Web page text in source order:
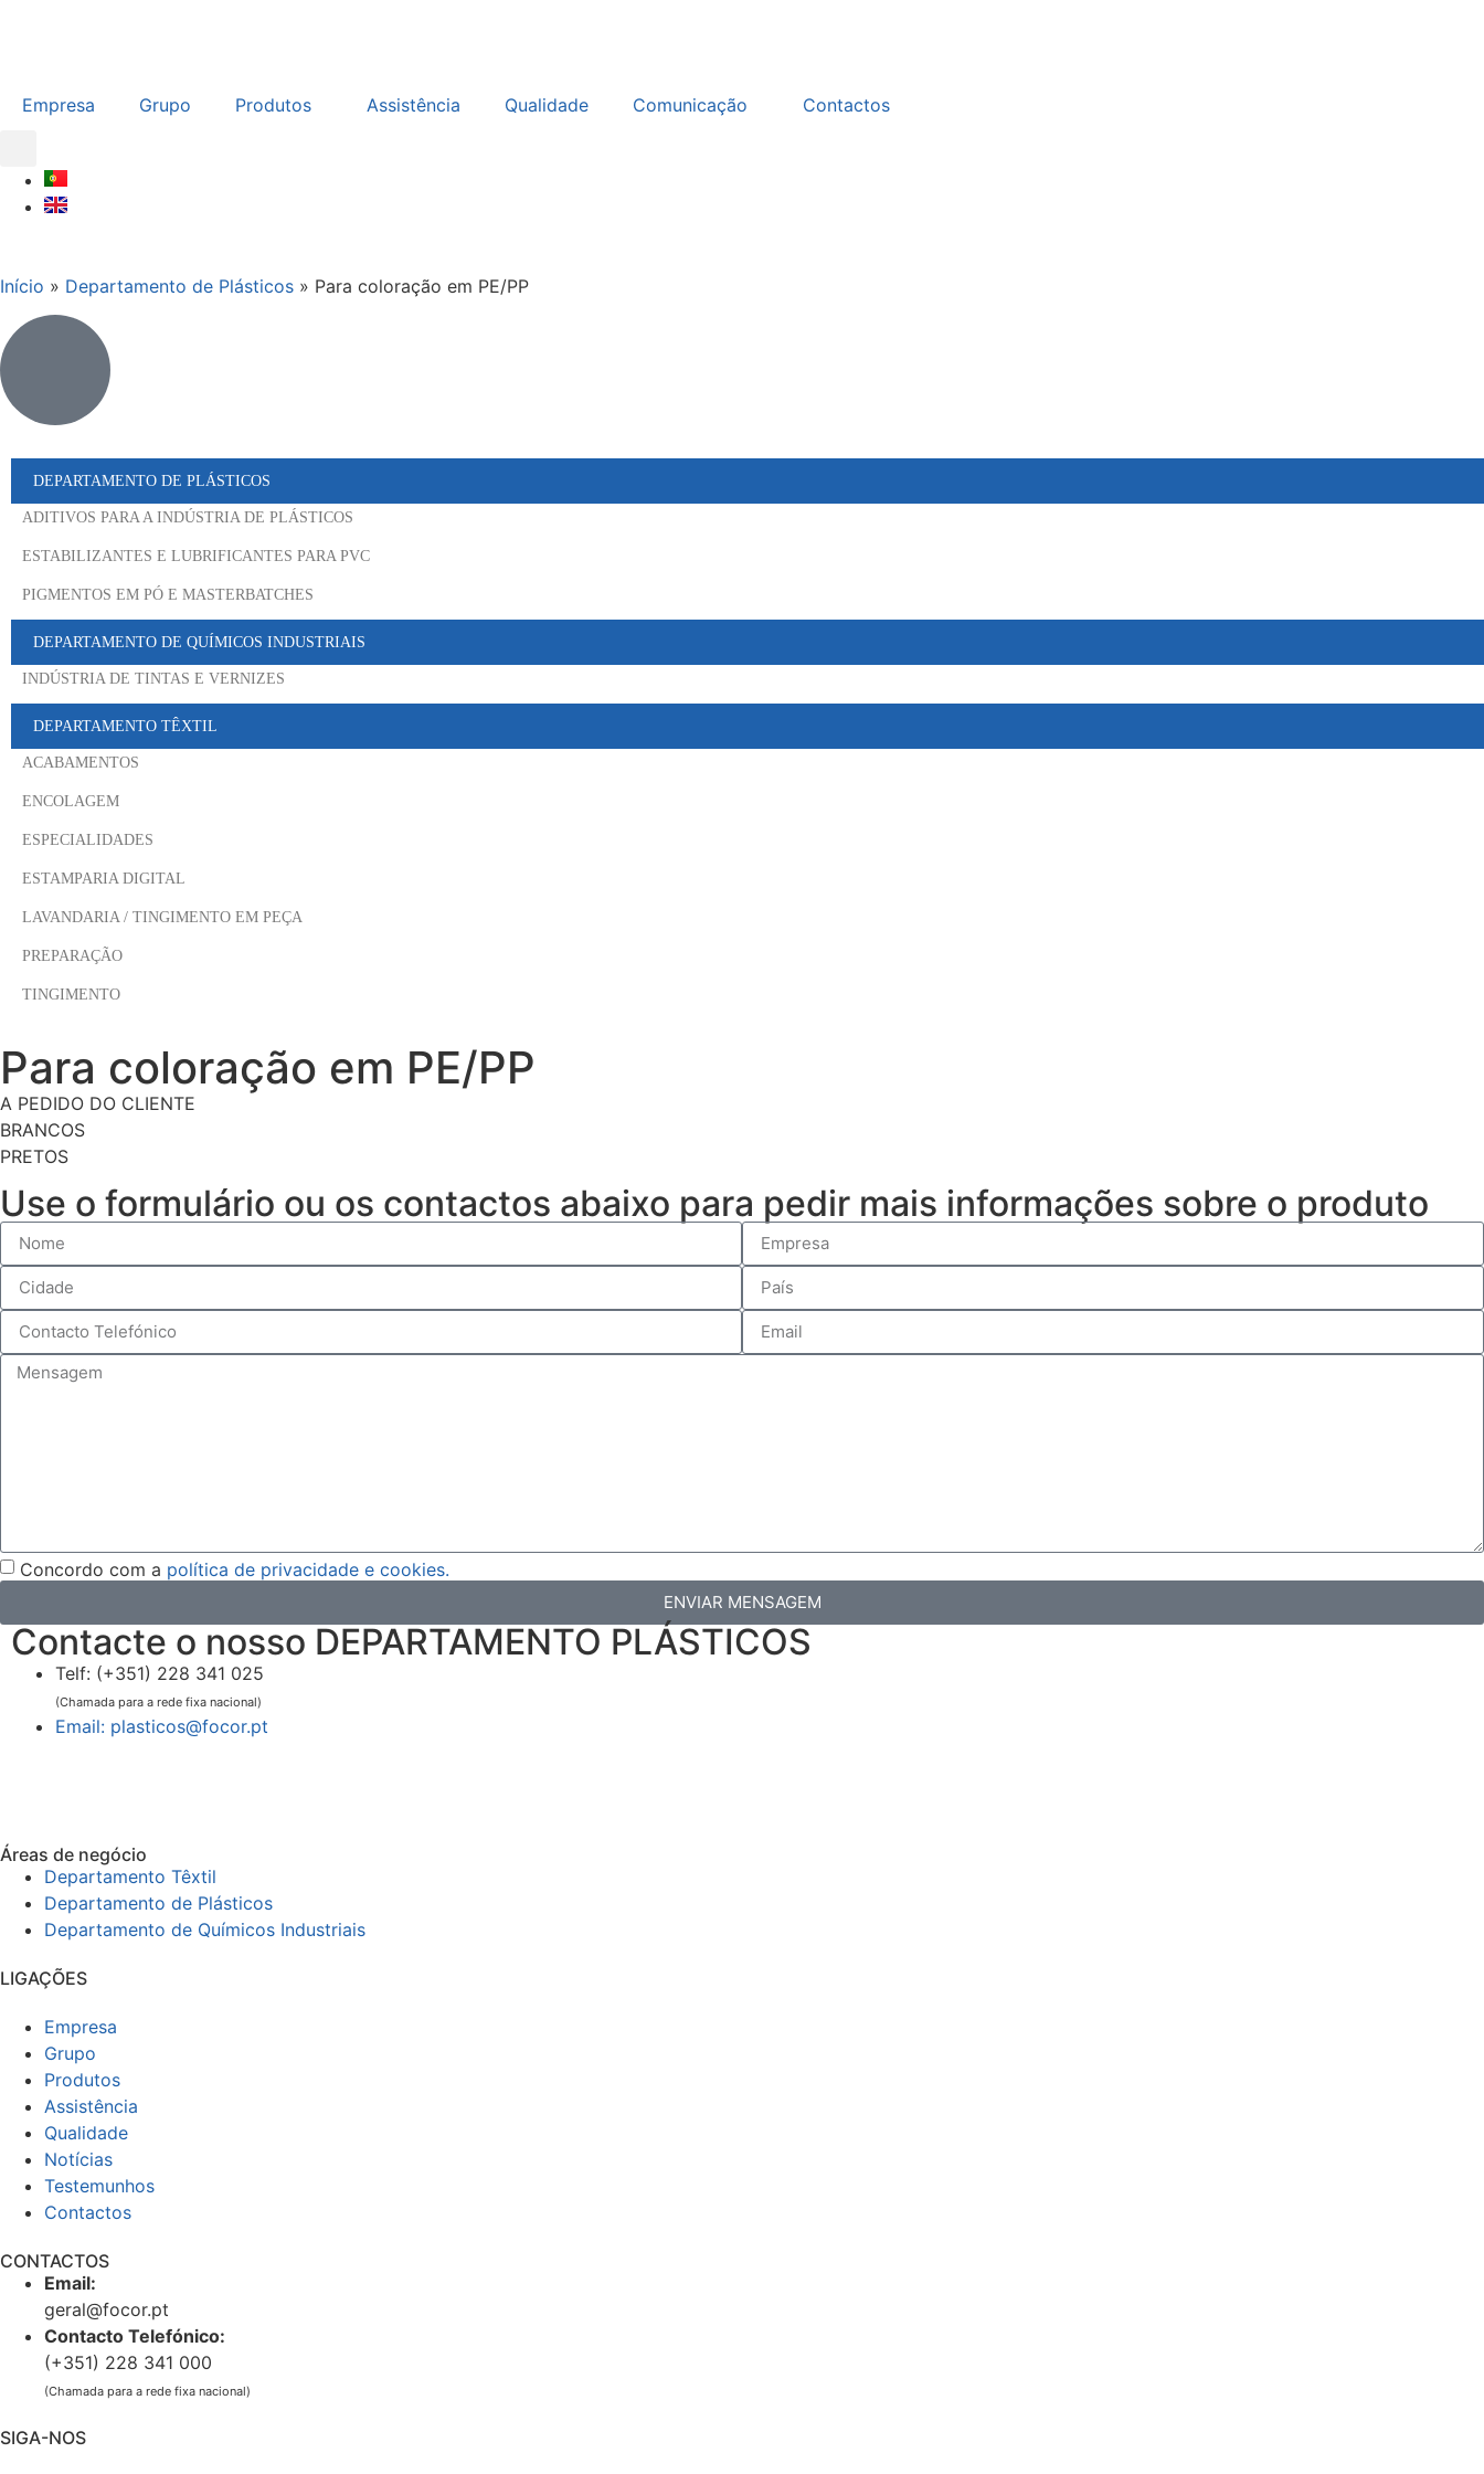
Empresa Grupo Produtos Assistência Qualidade Comunicação Contactos
Início » Departamento de Plásticos » Para coloração em PE/PP
DEPARTAMENTO DE PLÁSTICOS
ADITIVOS PARA A INDÚSTRIA DE PLÁSTICOS
ESTABILIZANTES E LUBRIFICANTES PARA PVC
PIGMENTOS EM PÓ E MASTERBATCHES
DEPARTAMENTO DE QUÍMICOS INDUSTRIAIS
INDÚSTRIA DE TINTAS E VERNIZES
DEPARTAMENTO TÊXTIL
ACABAMENTOS
ENCOLAGEM
ESPECIALIDADES
ESTAMPARIA DIGITAL
LAVANDARIA / TINGIMENTO EM PEÇA
PREPARAÇÃO
TINGIMENTO
Para coloração em PE/PP
A PEDIDO DO CLIENTE
BRANCOS
PRETOS
Use o formulário ou os contactos abaixo para pedir mais informações sobre o produto
Concordo com a política de privacidade e cookies.
ENVIAR MENSAGEM
Contacte o nosso DEPARTAMENTO PLÁSTICOS
Telf: (+351) 228 341 025
(Chamada para a rede fixa nacional)
Email: plasticos@focor.pt
Áreas de negócio
Departamento Têxtil
Departamento de Plásticos
Departamento de Químicos Industriais
LIGAÇÕES
Empresa
Grupo
Produtos
Assistência
Qualidade
Notícias
Testemunhos
Contactos
CONTACTOS
Email:
geral@focor.pt
Contacto Telefónico:
(+351) 228 341 000
(Chamada para a rede fixa nacional)
SIGA-NOS